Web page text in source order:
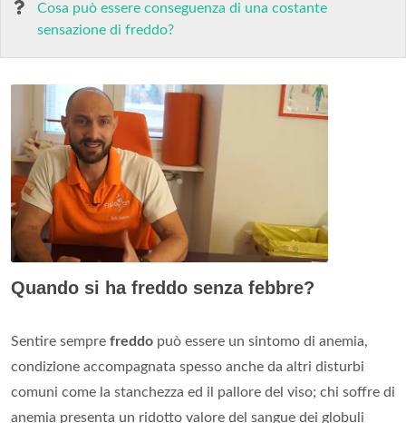
Cosa può essere conseguenza di una costante
sensazione di freddo?
Quando si ha freddo senza febbre?
Sentire sempre freddo può essere un sintomo di anemia,
condizione accompagnata spesso anche da altri disturbi
comuni come la stanchezza ed il pallore del viso; chi soffre di
anemia presenta un ridotto valore del sangue dei globuli